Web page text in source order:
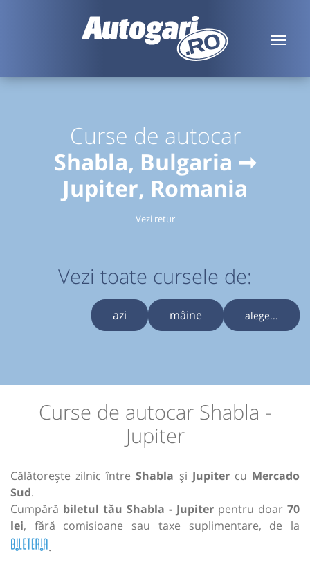
Curse de autocar
Shabla, Bulgaria ➞
Jupiter, Romania
Vezi retur
Vezi toate cursele de:
azi mâine alege...
Curse de autocar Shabla -
Jupiter
Călătorește zilnic întreShabla și Jupitercu Mercado
Sud.
Cumpără biletul tău Shabla - Jupiter pentru doar 70
lei, fără comisioane sau taxe suplimentare, de la
.